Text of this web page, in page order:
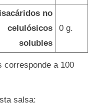
no
celulósicos
solubles
0 g.
corresponde a 100
salsa: